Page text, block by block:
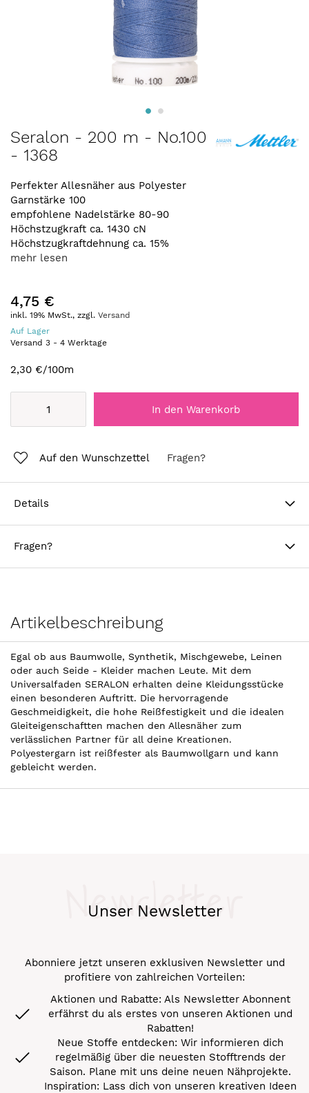
Anfang
der
springen
Seralon - 200 m - No.100
- 1368
Perfekter Allesnäher aus Polyester
Garnstärke 100
empfohlene Nadelstärke 80-90
Höchstzugkraft ca. 1430 cN
Höchstzugkraftdehnung ca. 15%
mehr lesen
4,75 €
inkl. 19% MwSt., zzgl. Versand
Auf Lager
Versand 3 - 4 Werktage
2,30 €/100m
In den Warenkorb
Auf den Wunschzettel Fragen?
Details
Fragen?
Artikelbeschreibung
Egal ob aus Baumwolle, Synthetik, Mischgewebe, Leinen
oder auch Seide - Kleider machen Leute. Mit dem
Universalfaden SERALON erhalten deine Kleidungsstücke
einen besonderen Auftritt. Die hervorragende
Geschmeidigkeit, die hohe Reißfestigkeit und die idealen
Gleiteigenschaftten machen den Allesnäher zum
verlässlichen Partner für all deine Kreationen.
Polyestergarn ist reißfester als Baumwollgarn und kann
gebleicht werden.
Unser Newsletter
Newsletter
Abonniere jetzt unseren exklusiven Newsletter und
profitiere von zahlreichen Vorteilen:
Aktionen und Rabatte: Als Newsletter Abonnent
erfährst du als erstes von unseren Aktionen und
Rabatten!
Neue Stoffe entdecken: Wir informieren dich
regelmäßig über die neuesten Stofftrends der
Saison. Plane mit uns deine neuen Nähprojekte.
Inspiration: Lass dich von unseren kreativen Ideen